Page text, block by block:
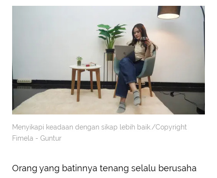
Menyikapi keadaan dengan sikap lebih baik./Copyright
Fimela - Guntur
Orang yang batinnya tenang selalu berusaha